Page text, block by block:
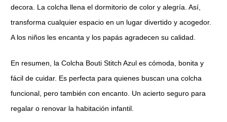
decora. La colcha llena el dormitorio de color y alegría. Así,
transforma cualquier espacio en un lugar divertido y acogedor.
A los niños les encanta y los papás agradecen su calidad.
En resumen, la Colcha Bouti Stitch Azul es cómoda, bonita y
fácil de cuidar. Es perfecta para quienes buscan una colcha
funcional, pero también con encanto. Un acierto seguro para
regalar o renovar la habitación infantil.